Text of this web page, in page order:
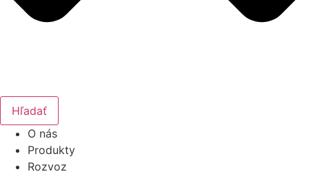
Hľadať
O nás
Produkty
Rozvoz